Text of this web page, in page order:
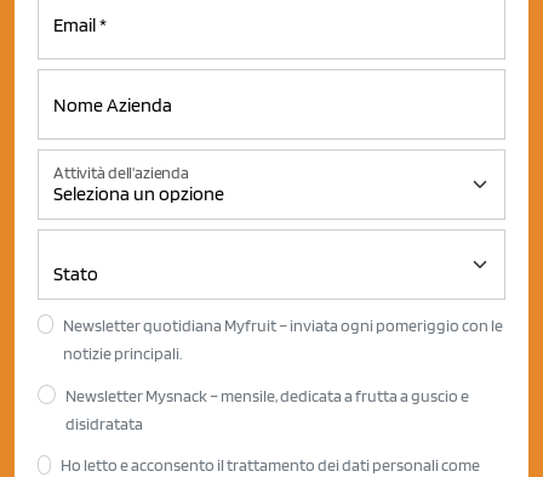
Attività dell'azienda
Newsletter quotidiana Myfruit – inviata ogni pomeriggio con le
notizie principali.
Newsletter Mysnack – mensile, dedicata a frutta a guscio e
disidratata
Ho letto e acconsento il trattamento dei dati personali come